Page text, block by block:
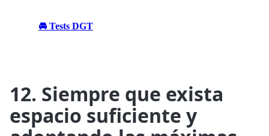
🚘 Tests DGT
12. Siempre que exista
espacio suficiente y